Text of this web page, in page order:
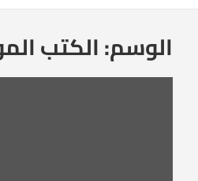
الوسم:الكتب